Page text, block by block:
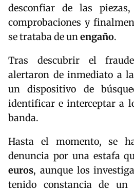
desconfiar de las
comprobaciones y
se trataba de unengaño.
Tras descubrir el
alertaron de inmediato a la
un dispositivo de
identificar e interceptar a
banda.
Hasta el momento, se
denuncia por una estafa
euros, aunque los
tenido constancia de un